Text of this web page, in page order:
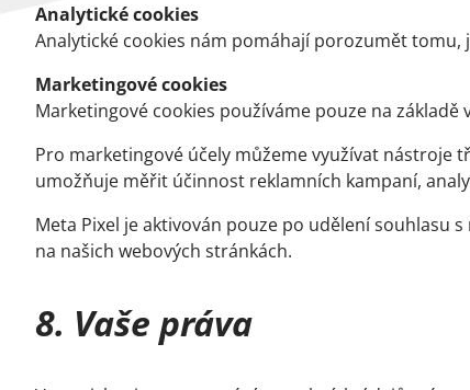
Analytické cookies
Analytické cookies nám pomáhají porozumět tomu,
Marketingové cookies
Marketingové cookies používáme pouze na základě
Pro marketingové účely můžeme využívat nástroje
umožňuje měřit účinnost reklamních kampaní,
Meta Pixel je aktivován pouze po udělení souhlasu
na našich webových stránkách.
8. Vaše práva